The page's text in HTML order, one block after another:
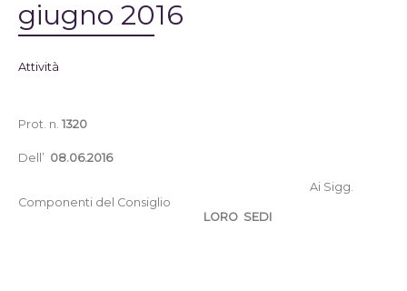
giugno 2016
Attività
Prot. n. 1320
Dell’ 08.06.2016
Ai Sigg.
Componenti del Consiglio
LORO SEDI